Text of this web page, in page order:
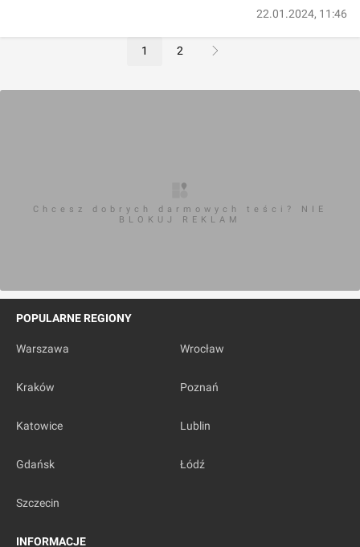
22.01.2024, 11:46
1 2
Chcesz dobrych darmowych teści? NIE
BLOKUJ REKLAM
POPULARNE REGIONY
Warszawa Wrocław
Kraków Poznań
Katowice Lublin
Gdańsk Łódź
Szczecin
INFORMACJE